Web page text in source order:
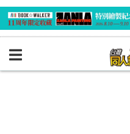
BOOKY書集倉庫